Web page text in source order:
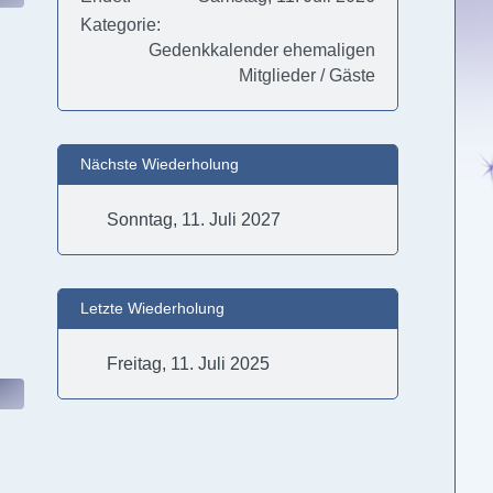
Kategorie
Gedenkkalender ehemaligen
Mitglieder / Gäste
Nächste Wiederholung
Sonntag, 11. Juli 2027
Letzte Wiederholung
Freitag, 11. Juli 2025